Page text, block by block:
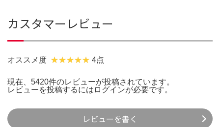
カスタマーレビュー
オススメ度 4点
現在、5420件のレビューが投稿されています。
レビューを投稿するには ログインが必要です。
レビューを書く